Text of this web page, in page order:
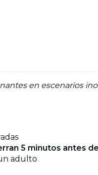
en escenarios
5 minutos antes
adulto